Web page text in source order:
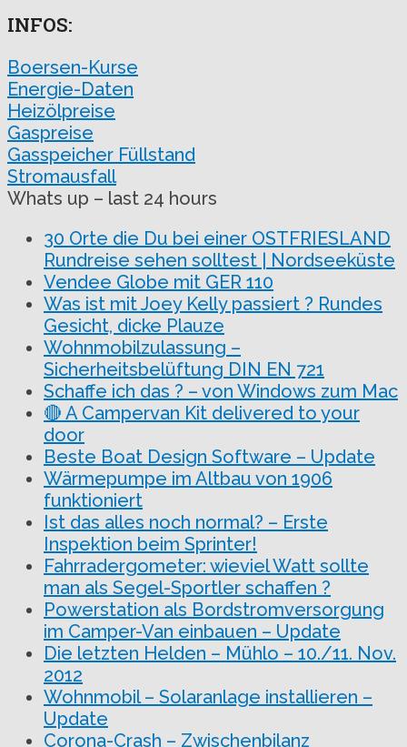
INFOS:
Boersen-Kurse
Energie-Daten
Heizölpreise
Gaspreise
Gasspeicher Füllstand
Stromausfall
Whats up – last 24 hours
30 Orte die Du bei einer OSTFRIESLAND
Rundreise sehen solltest | Nordseeküste
Vendee Globe mit GER 110
Was ist mit Joey Kelly passiert ? Rundes
Gesicht, dicke Plauze
Wohnmobilzulassung –
Sicherheitsbelüftung DIN EN 721
Schaffe ich das ? – von Windows zum Mac
🔴 A Campervan Kit delivered to your
door
Beste Boat Design Software – Update
Wärmepumpe im Altbau von 1906
funktioniert
Ist das alles noch normal? – Erste
Inspektion beim Sprinter!
Fahrradergometer: wieviel Watt sollte
man als Segel-Sportler schaffen ?
Powerstation als Bordstromversorgung
im Camper-Van einbauen – Update
Die letzten Helden – Mühlo – 10./11. Nov.
2012
Wohnmobil – Solaranlage installieren –
Update
Corona-Crash – Zwischenbilanz